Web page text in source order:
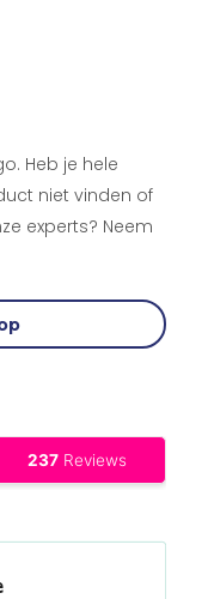
Heb je hele
niet vinden of
experts? Neem